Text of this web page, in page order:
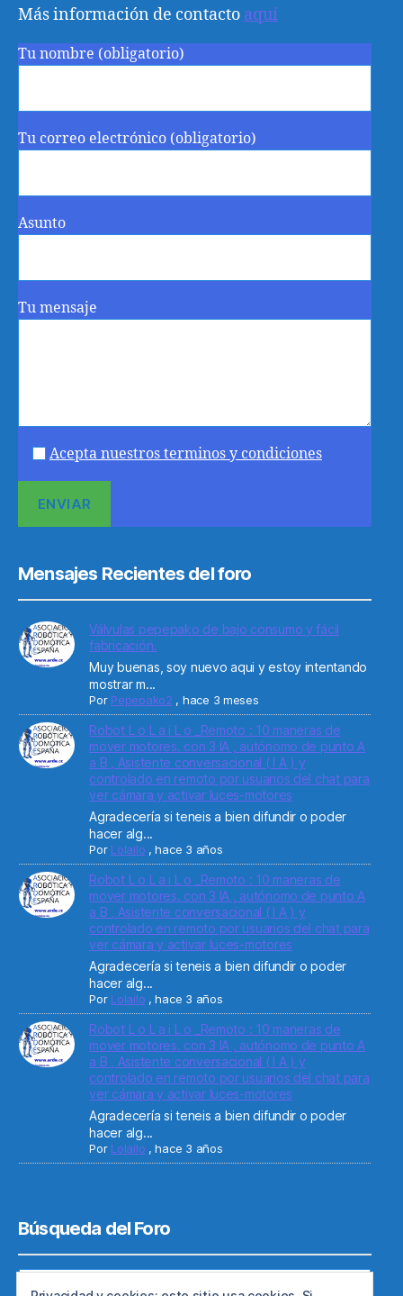
Más información de contacto aquí
Tu nombre (obligatorio)
Tu correo electrónico (obligatorio)
Asunto
Tu mensaje
Acepta nuestros terminos y condiciones
Mensajes Recientes del foro
Válvulas pepepako de bajo consumo y fácil
fabricación.
Muy buenas, soy nuevo aqui y estoy intentando
mostrar m...
Por Pepepako2 , hace 3 meses
Robot L o L a i L o _Remoto : 10 maneras de
mover motores. con 3 IA , autónomo de punto A
a B , Asistente conversacional ( I A ) y
controlado en remoto por usuarios del chat para
ver cámara y activar luces-motores
Agradecería si teneis a bien difundir o poder
hacer alg...
Por Lolailo ,hace 3 años
Robot L o L a i L o _Remoto : 10 maneras de
mover motores. con 3 IA , autónomo de punto A
a B , Asistente conversacional ( I A ) y
controlado en remoto por usuarios del chat para
ver cámara y activar luces-motores
Agradecería si teneis a bien difundir o poder
hacer alg...
Por Lolailo ,hace 3 años
Robot L o L a i L o _Remoto : 10 maneras de
mover motores. con 3 IA , autónomo de punto A
a B , Asistente conversacional ( I A ) y
controlado en remoto por usuarios del chat para
ver cámara y activar luces-motores
Agradecería si teneis a bien difundir o poder
hacer alg...
Por Lolailo ,hace 3 años
Búsqueda del Foro